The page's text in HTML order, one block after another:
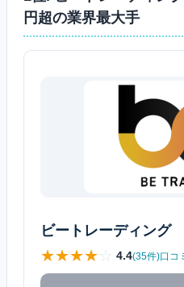
円超の業界最大手
ビートレーディング
★★★★☆ 4.4(35件)口コ